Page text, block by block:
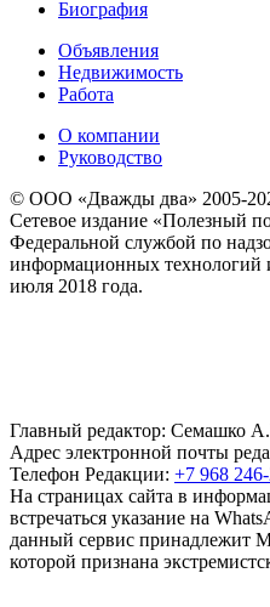
Биография
Объявления
Недвижимость
Работа
О компании
Руководство
© ООО «Дважды два» 2005-
Сетевое издание «Полезный
Федеральной службой по
информационных технологий
июля 2018 года.
Главный редактор: Семашко
Адрес электронной почты
Телефон Редакции: +7 968
На страницах сайта в
встречаться указание на
данный сервис принадлежит
которой признана